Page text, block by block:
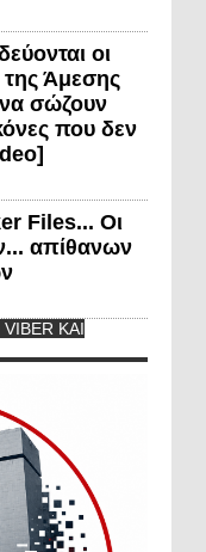
οι
της Άμεσης
σώζουν
που δεν
Files... Οι
απίθανων
ΚΑΙ